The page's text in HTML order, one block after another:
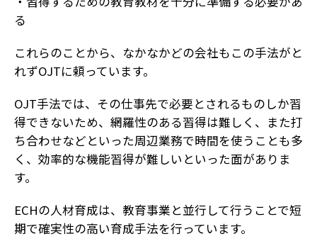
る
これらのことから、なかなかどの会社もこの手法がと
れずOJTに頼っています。
OJT手法では、その仕事先で必要とされるものしか習
得できないため、網羅性のある習得は難しく、また打
ち合わせなどといった周辺業務で時間を使うことも多
く、効率的な機能習得が難しいといった面がありま
す。
ECHの人材育成は、教育事業と並行して行うことで短
期で確実性の高い育成手法を行っています。